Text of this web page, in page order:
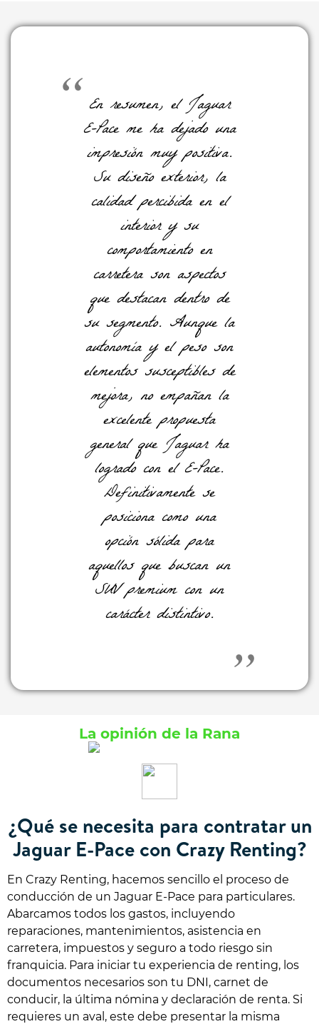
En resumen, el Jaguar
E-Pace me ha dejado una
impresión muy positiva.
Su diseño exterior, la
calidad percibida en el
interior y su
comportamiento en
carretera son aspectos
que destacan dentro de
su segmento. Aunque la
autonomía y el peso son
elementos susceptibles de
mejora, no empañan la
excelente propuesta
general que Jaguar ha
logrado con el E-Pace.
Definitivamente se
posiciona como una
opción sólida para
aquellos que buscan un
SUV premium con un
carácter distintivo.
La opinión de la Rana
¿Qué se necesita para contratar un
Jaguar E-Pace con Crazy Renting?
En Crazy Renting, hacemos sencillo el proceso de
conducción de un Jaguar E-Pace para particulares.
Abarcamos todos los gastos, incluyendo
reparaciones, mantenimientos, asistencia en
carretera, impuestos y seguro a todo riesgo sin
franquicia. Para iniciar tu experiencia de renting, los
documentos necesarios son tu DNI, carnet de
conducir, la última nómina y declaración de renta. Si
requieres un aval, este debe presentar la misma